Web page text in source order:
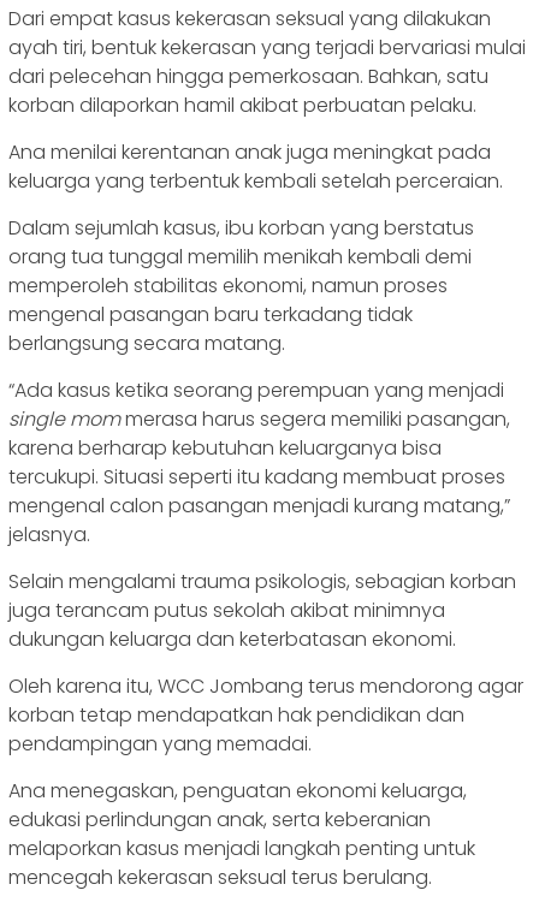
Dari empat kasus kekerasan seksual yang dilakukan
ayah tiri, bentuk kekerasan yang terjadi bervariasi mulai
dari pelecehan hingga pemerkosaan. Bahkan, satu
korban dilaporkan hamil akibat perbuatan pelaku.
Ana menilai kerentanan anak juga meningkat pada
keluarga yang terbentuk kembali setelah perceraian.
Dalam sejumlah kasus, ibu korban yang berstatus
orang tua tunggal memilih menikah kembali demi
memperoleh stabilitas ekonomi, namun proses
mengenal pasangan baru terkadang tidak
berlangsung secara matang.
“Ada kasus ketika seorang perempuan yang menjadi
single mommerasa harus segera memiliki pasangan,
karena berharap kebutuhan keluarganya bisa
tercukupi. Situasi seperti itu kadang membuat proses
mengenal calon pasangan menjadi kurang matang,”
jelasnya.
Selain mengalami trauma psikologis, sebagian korban
juga terancam putus sekolah akibat minimnya
dukungan keluarga dan keterbatasan ekonomi.
Oleh karena itu, WCC Jombang terus mendorong agar
korban tetap mendapatkan hak pendidikan dan
pendampingan yang memadai.
Ana menegaskan, penguatan ekonomi keluarga,
edukasi perlindungan anak, serta keberanian
melaporkan kasus menjadi langkah penting untuk
mencegah kekerasan seksual terus berulang.